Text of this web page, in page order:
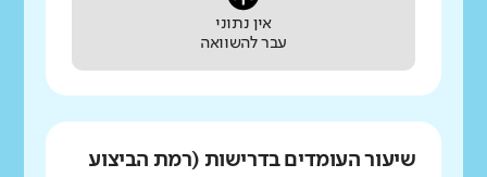
אין נתוני
עבר להשוואה
שיעור העומדים בדרישות (רמת הביצוע